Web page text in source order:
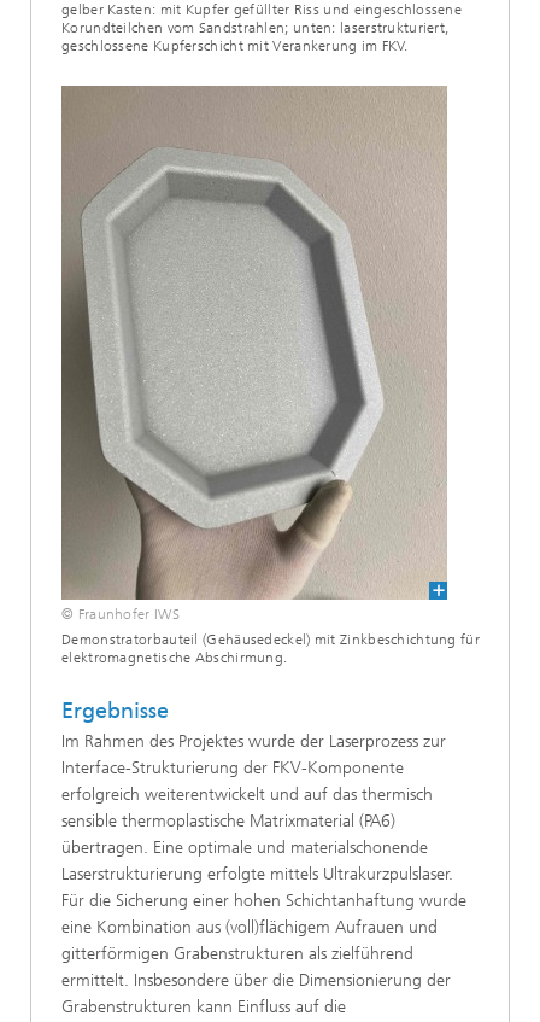
gelber Kasten: mit Kupfer gefüllter Riss und eingeschlossene
Korundteilchen vom Sandstrahlen; unten: laserstrukturiert,
geschlossene Kupferschicht mit Verankerung im FKV.
© Fraunhofer IWS
Demonstratorbauteil (Gehäusedeckel) mit Zinkbeschichtung für
elektromagnetische Abschirmung.
Ergebnisse
Im Rahmen des Projektes wurde der Laserprozess zur
Interface-Strukturierung der FKV-Komponente
erfolgreich weiterentwickelt und auf das thermisch
sensible thermoplastische Matrixmaterial (PA6)
übertragen. Eine optimale und materialschonende
Laserstrukturierung erfolgte mittels Ultrakurzpulslaser.
Für die Sicherung einer hohen Schichtanhaftung wurde
eine Kombination aus (voll)flächigem Aufrauen und
gitterförmigen Grabenstrukturen als zielführend
ermittelt. Insbesondere über die Dimensionierung der
Grabenstrukturen kann Einfluss auf die